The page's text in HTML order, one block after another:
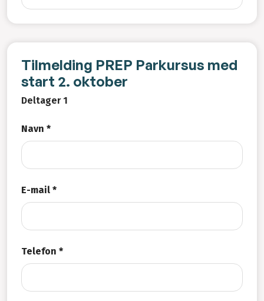
Tilmelding PREP Parkursus med
start 2. oktober
Deltager 1
Navn *
E-mail *
Telefon *